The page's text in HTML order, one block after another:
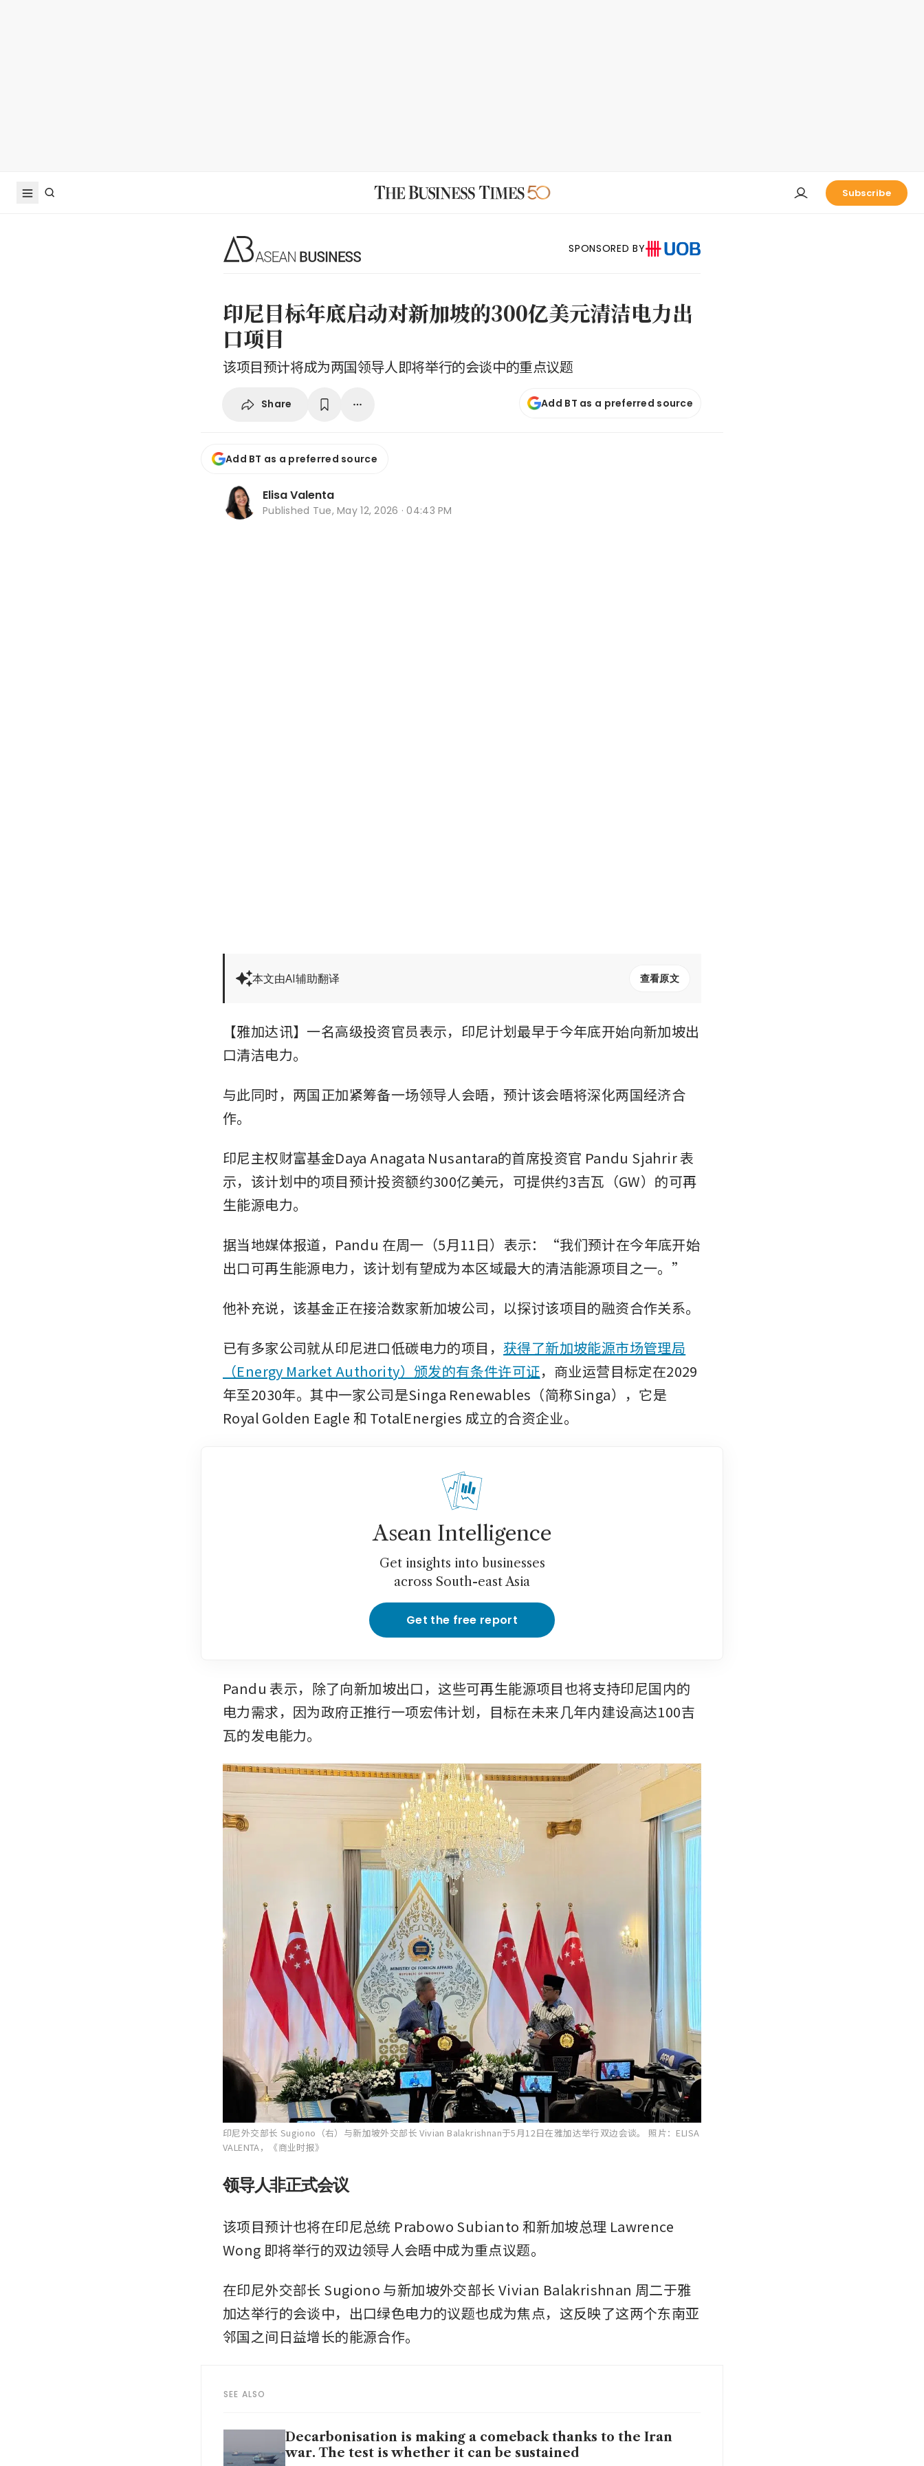
Subscribe
SPONSORED BY
印尼目标年底启动对新加坡的300亿美元清洁电力出
口项目
该项目预计将成为两国领导人即将举行的会谈中的重点议题
Share Add BT as a preferred source
Add BT as a preferred source
Elisa Valenta
Published Tue, May 12, 2026 · 04:43 PM
本文由AI辅助翻译 查看原文
【雅加达讯】一名高级投资官员表示，印尼计划最早于今年底开始向新加坡出
口清洁电力。
与此同时，两国正加紧筹备一场领导人会晤，预计该会晤将深化两国经济合
作。
印尼主权财富基金Daya Anagata Nusantara的首席投资官 Pandu Sjahrir 表
示，该计划中的项目预计投资额约300亿美元，可提供约3吉瓦（GW）的可再
生能源电力。
据当地媒体报道，Pandu 在周一（5月11日）表示：“我们预计在今年底开始
出口可再生能源电力，该计划有望成为本区域最大的清洁能源项目之一。”
他补充说，该基金正在接洽数家新加坡公司，以探讨该项目的融资合作关系。
已有多家公司就从印尼进口低碳电力的项目， 获得了新加坡能源市场管理局
（Energy Market Authority）颁发的有条件许可证，商业运营目标定在2029
年至2030年。其中一家公司是Singa Renewables（简称Singa），它是
Royal Golden Eagle 和 TotalEnergies 成立的合资企业。
Asean Intelligence
Get insights into businesses
across South-east Asia
Get the free report
Pandu 表示，除了向新加坡出口，这些可再生能源项目也将支持印尼国内的
电力需求，因为政府正推行一项宏伟计划，目标在未来几年内建设高达100吉
瓦的发电能力。
印尼外交部长 Sugiono（右）与新加坡外交部长 Vivian Balakrishnan于5月12日在雅加达举行双边会谈。 照片：ELISA
VALENTA，《商业时报》
领导人非正式会议
该项目预计也将在印尼总统 Prabowo Subianto 和新加坡总理 Lawrence
Wong 即将举行的双边领导人会晤中成为重点议题。
在印尼外交部长 Sugiono 与新加坡外交部长 Vivian Balakrishnan 周二于雅
加达举行的会谈中，出口绿色电力的议题也成为焦点，这反映了这两个东南亚
邻国之间日益增长的能源合作。
SEE ALSO
Decarbonisation is making a comeback thanks to the Iran
war. The test is whether it can be sustained